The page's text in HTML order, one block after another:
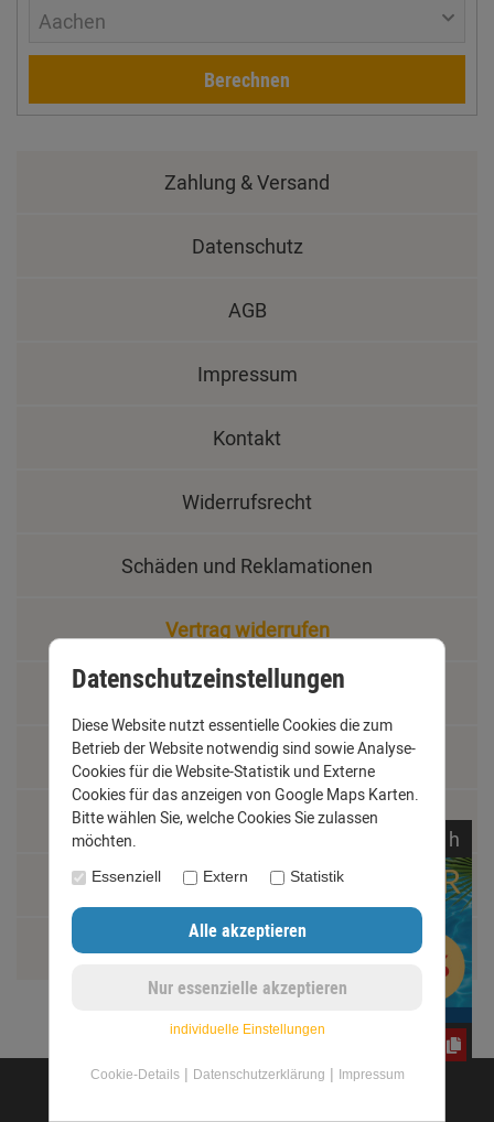
Aachen
Berechnen
Zahlung & Versand
Datenschutz
AGB
Impressum
Kontakt
Widerrufsrecht
Schäden und Reklamationen
Vertrag widerrufen
Materialkunde
Fachbegriffe
Jobs
Montage und Installationshilfen
Größentabelle
h
Datenschutzeinstellungen
Diese Website nutzt essentielle Cookies die zum
Betrieb der Website notwendig sind sowie Analyse-
Cookies für die Website-Statistik und Externe
Cookies für das anzeigen von Google Maps Karten.
Bitte wählen Sie, welche Cookies Sie zulassen
möchten.
Essenziell Extern Statistik
individuelle Einstellungen
Cookie-Details| Datenschutzerklärung | Impressum